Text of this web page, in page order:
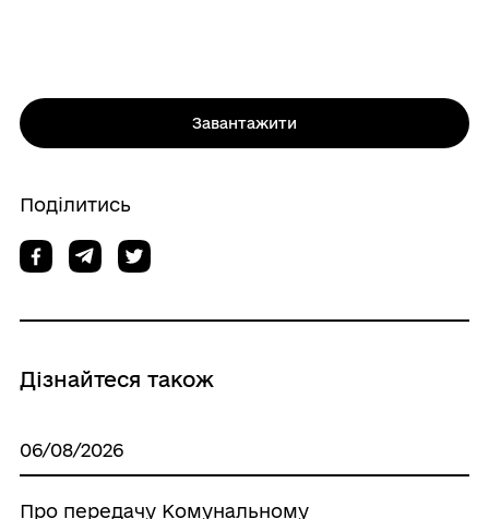
Завантажити
Поділитись
Дізнайтеся також
06/08/2026
Про передачу Комунальному